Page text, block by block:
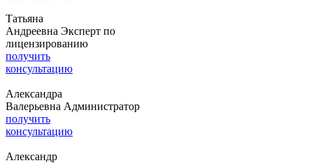
Татьяна
Андреевна Эксперт по
лицензированию
получить
консультацию
Александра
Валерьевна Администратор
получить
консультацию
Александр